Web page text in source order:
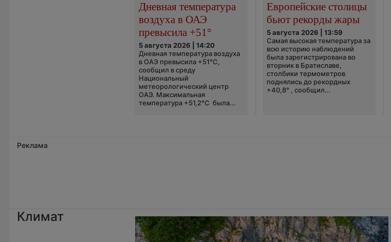
Дневная температура
воздуха в ОАЭ
превысила +51°
5 августа 2026 | 14:20
Дневная температура воздуха
в ОАЭ превысила +51°C,
сообщил в среду
Национальный
метеорологический центр
ОАЭ. Максимальная
температура +51,2°C была...
Европейские столицы
бьют рекорды жары
5 августа 2026 | 13:59
Самая высокая температура за
всю историю наблюдений
была зарегистрирована во
вторник в Братиславе,
столбики термометров
поднялись до рекордных
+40,8° , сообщил...
Реклама
Климат